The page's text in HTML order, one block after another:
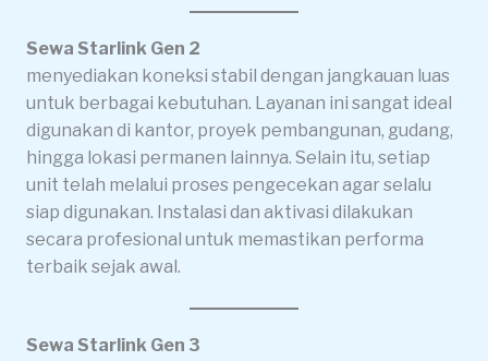
Sewa Starlink Gen 2
menyediakan koneksi stabil dengan jangkauan luas
untuk berbagai kebutuhan. Layanan ini sangat ideal
digunakan di kantor, proyek pembangunan, gudang,
hingga lokasi permanen lainnya. Selain itu, setiap
unit telah melalui proses pengecekan agar selalu
siap digunakan. Instalasi dan aktivasi dilakukan
secara profesional untuk memastikan performa
terbaik sejak awal.
Sewa Starlink Gen 3